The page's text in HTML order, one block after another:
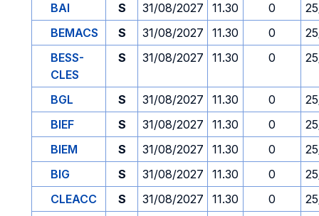
BAI
S 31/08/2027 11.30 0
BEMACS
S 31/08/2027 11.30 0
BESS-
CLES
S 31/08/2027 11.30 0
BGL S 31/08/2027 11.30 0
BIEF
S 31/08/2027 11.30 0
BIEM
S 31/08/2027 11.30 0
BIG
S 31/08/2027 11.30 0
CLEACC
S 31/08/2027 11.30 0